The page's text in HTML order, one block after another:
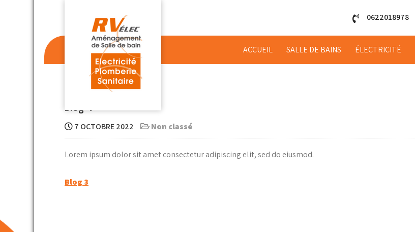
0622018978
ACCUEIL SALLE DE BAINS ÉLECTRICITÉ
7 OCTOBRE 2022 Non classé
Lorem ipsum dolor sit amet consectetur adipiscing elit, sed do eiusmod.
Navigation
Blog 3